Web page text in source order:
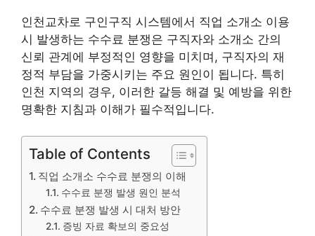
인천교차로 구인구직 시스템에서 직업 소개소 이용
시 발생하는 수수료 분쟁은 구직자와 소개소 간의
신뢰 관계에 부정적인 영향을 미치며, 구직자의 재
정적 부담을 가중시키는 주요 원인이 됩니다. 특히
인천 지역의 경우, 이러한 갈등 해결 및 예방을 위한
명확한 지침과 이해가 필수적입니다.
Table of Contents
직업 소개소 수수료 분쟁의 이해
수수료 분쟁 발생 원인 분석
수수료 분쟁 발생 시 대처 방안
증빙 자료 확보의 중요성